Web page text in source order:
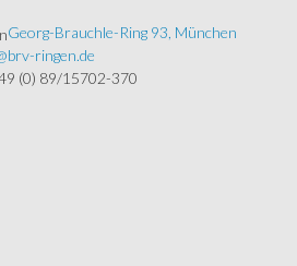
Georg-Brauchle-Ring 93, München
ringen.de
(0) 89/15702-370